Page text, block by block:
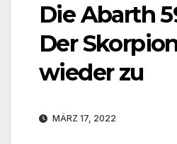
Die Abarth
Der
wieder zu
MÄRZ 17, 2022